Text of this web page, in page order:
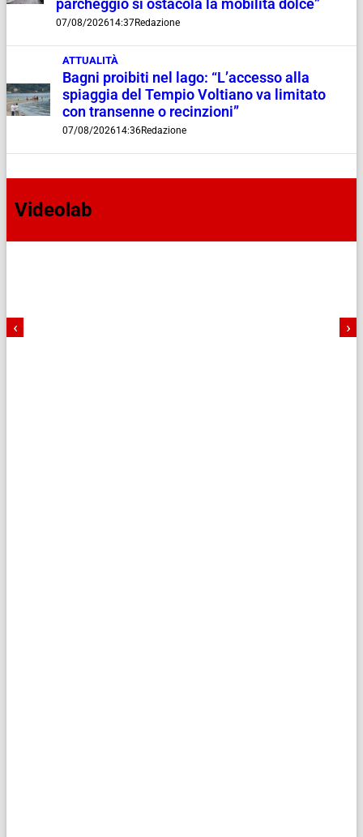
parcheggio si ostacola la mobilità dolce”
07/08/202614:37Redazione
ATTUALITÀ
Bagni proibiti nel lago: “L’accesso alla
spiaggia del Tempio Voltiano va limitato
con transenne o recinzioni”
07/08/202614:36Redazione
Videolab
‹ ›